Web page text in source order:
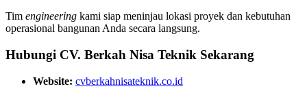
Tim engineering kami siap meninjau lokasi proyek dan kebutuhan
operasional bangunan Anda secara langsung.
Hubungi CV. Berkah Nisa Teknik Sekarang
Website: cvberkahnisateknik.co.id